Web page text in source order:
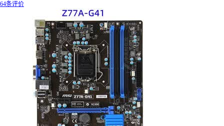
64条评价